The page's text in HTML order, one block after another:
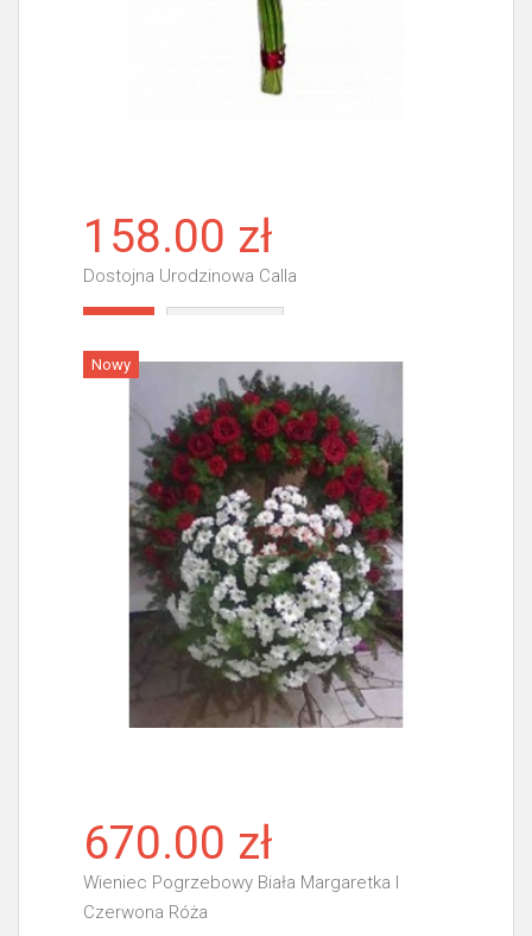
158.00 zł
Dostojna Urodzinowa Calla
Nowy
670.00 zł
Wieniec Pogrzebowy Biała Margaretka I
Czerwona Róża